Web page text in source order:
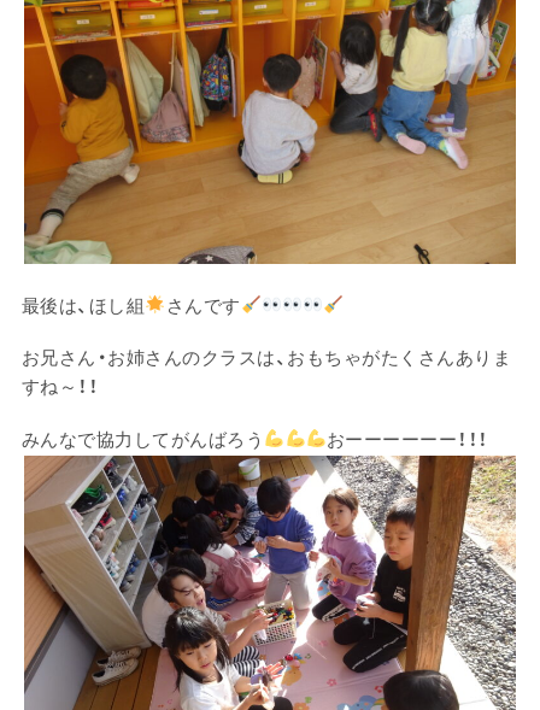
最後は、ほし組 さんです
お兄さん・お姉さんのクラスは、おもちゃがたくさんありま
すね～！！
みんなで協力してがんばろう おーーーーーー！！！